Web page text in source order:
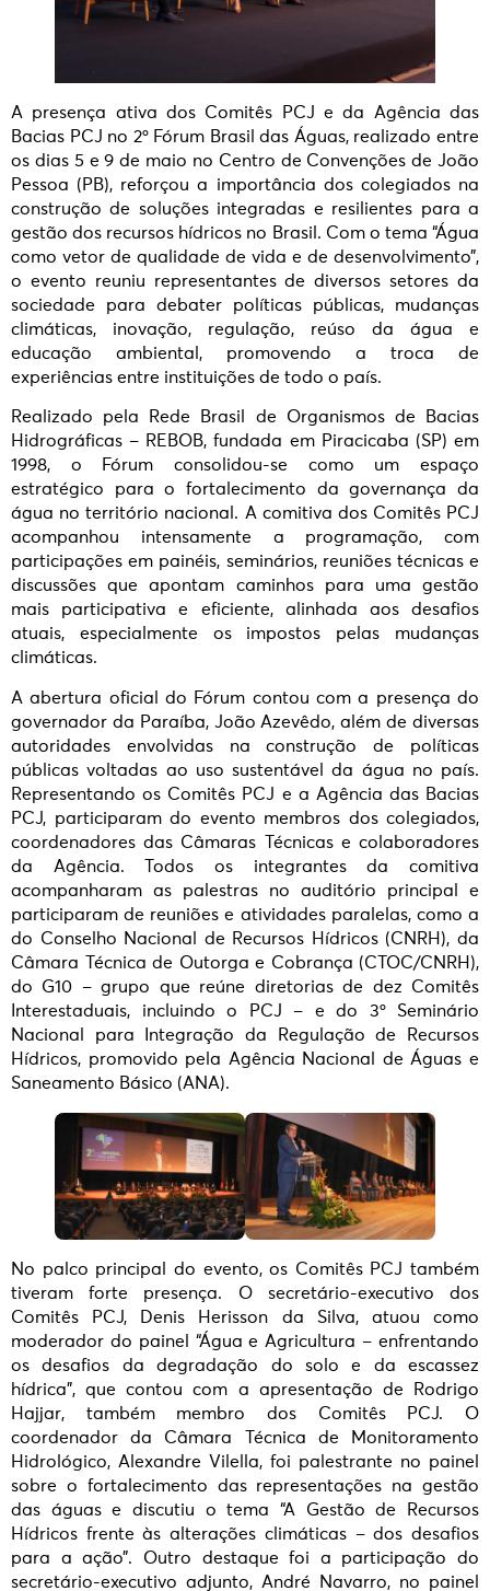
A presença ativa dos Comitês PCJ e da Agência das
Bacias PCJ no 2º Fórum Brasil das Águas, realizado entre
os dias 5 e 9 de maio no Centro de Convenções de João
Pessoa (PB), reforçou a importância dos colegiados na
construção de soluções integradas e resilientes para a
gestão dos recursos hídricos no Brasil. Com o tema “Água
como vetor de qualidade de vida e de desenvolvimento”,
o evento reuniu representantes de diversos setores da
sociedade para debater políticas públicas, mudanças
climáticas, inovação, regulação, reúso da água e
educação ambiental, promovendo a troca de
experiências entre instituições de todo o país.
Realizado pela Rede Brasil de Organismos de Bacias
Hidrográficas – REBOB, fundada em Piracicaba (SP) em
1998, o Fórum consolidou-se como um espaço
estratégico para o fortalecimento da governança da
água no território nacional. A comitiva dos Comitês PCJ
acompanhou intensamente a programação, com
participações em painéis, seminários, reuniões técnicas e
discussões que apontam caminhos para uma gestão
mais participativa e eficiente, alinhada aos desafios
atuais, especialmente os impostos pelas mudanças
climáticas.
A abertura oficial do Fórum contou com a presença do
governador da Paraíba, João Azevêdo, além de diversas
autoridades envolvidas na construção de políticas
públicas voltadas ao uso sustentável da água no país.
Representando os Comitês PCJ e a Agência das Bacias
PCJ, participaram do evento membros dos colegiados,
coordenadores das Câmaras Técnicas e colaboradores
da Agência. Todos os integrantes da comitiva
acompanharam as palestras no auditório principal e
participaram de reuniões e atividades paralelas, como a
do Conselho Nacional de Recursos Hídricos (CNRH), da
Câmara Técnica de Outorga e Cobrança (CTOC/CNRH),
do G10 – grupo que reúne diretorias de dez Comitês
Interestaduais, incluindo o PCJ – e do 3º Seminário
Nacional para Integração da Regulação de Recursos
Hídricos, promovido pela Agência Nacional de Águas e
Saneamento Básico (ANA).
No palco principal do evento, os Comitês PCJ também
tiveram forte presença. O secretário-executivo dos
Comitês PCJ, Denis Herisson da Silva, atuou como
moderador do painel “Água e Agricultura – enfrentando
os desafios da degradação do solo e da escassez
hídrica”, que contou com a apresentação de Rodrigo
Hajjar, também membro dos Comitês PCJ. O
coordenador da Câmara Técnica de Monitoramento
Hidrológico, Alexandre Vilella, foi palestrante no painel
sobre o fortalecimento das representações na gestão
das águas e discutiu o tema “A Gestão de Recursos
Hídricos frente às alterações climáticas – dos desafios
para a ação”. Outro destaque foi a participação do
secretário-executivo adjunto, André Navarro, no painel